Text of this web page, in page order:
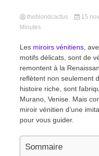
theblondcactus 15
Minutes
Les miroirs vénitiens ,
motifs délicats, sont de
remontent à la
reflètent non seulement
histoire riche, sont
Murano, Venise. Mais
miroir vénitien d’une
pour vous guider.
Sommaire